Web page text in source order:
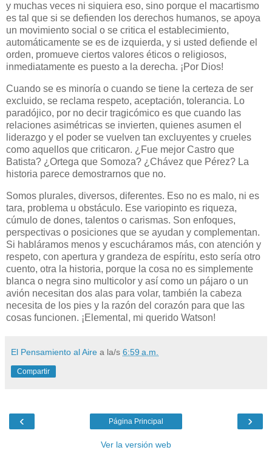
y muchas veces ni siquiera eso, sino porque el macartismo
es tal que si se defienden los derechos humanos, se apoya
un movimiento social o se critica el establecimiento,
automáticamente se es de izquierda, y si usted defiende el
orden, promueve ciertos valores éticos o religiosos,
inmediatamente es puesto a la derecha. ¡Por Dios!
Cuando se es minoría o cuando se tiene la certeza de ser
excluido, se reclama respeto, aceptación, tolerancia. Lo
paradójico, por no decir tragicómico es que cuando las
relaciones asimétricas se invierten, quienes asumen el
liderazgo y el poder se vuelven tan excluyentes y crueles
como aquellos que criticaron. ¿Fue mejor Castro que
Batista? ¿Ortega que Somoza? ¿Chávez que Pérez? La
historia parece demostrarnos que no.
Somos plurales, diversos, diferentes. Eso no es malo, ni es
tara, problema u obstáculo. Ese variopinto es riqueza,
cúmulo de dones, talentos o carismas. Son enfoques,
perspectivas o posiciones que se ayudan y complementan.
Si habláramos menos y escucháramos más, con atención y
respeto, con apertura y grandeza de espíritu, esto sería otro
cuento, otra la historia, porque la cosa no es simplemente
blanca o negra sino multicolor y así como un pájaro o un
avión necesitan dos alas para volar, también la cabeza
necesita de los pies y la razón del corazón para que las
cosas funcionen. ¡Elemental, mi querido Watson!
El Pensamiento al Aire a la/s 6:59 a.m.
Compartir
‹ ›
Página Principal
Ver la versión web